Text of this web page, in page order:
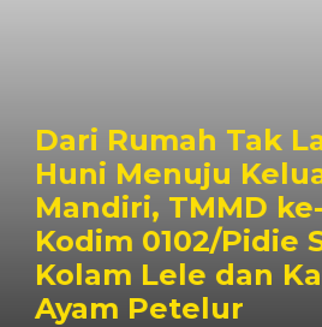
Tak Layak
Keluarga
ke-129
Pidie Siapkan
dan Kandang